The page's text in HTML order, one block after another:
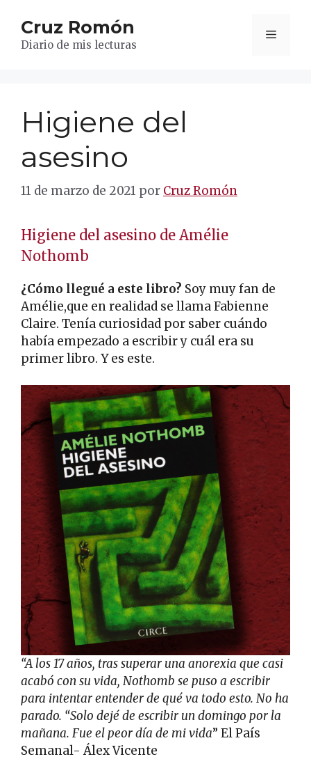
contenido
Cruz Romón
Diario de mis lecturas
Menú
Higiene del
asesino
11 de marzo de 2021 por Cruz Romón
Higiene del asesino de Amélie
Nothomb
¿Cómo llegué a este libro? Soy muy fan de
Amélie,que en realidad se llama Fabienne
Claire. Tenía curiosidad por saber cuándo
había empezado a escribir y cuál era su
primer libro. Y es este.
“A los 17 años, tras superar una anorexia que casi
acabó con su vida, Nothomb se puso a escribir
para intentar entender de qué va todo esto. No ha
parado. “Solo dejé de escribir un domingo por la
mañana. Fue el peor día de mi vida” El País
Semanal- Álex Vicente